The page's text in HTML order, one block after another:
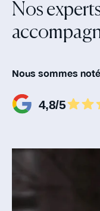
Nos
Nous sommes